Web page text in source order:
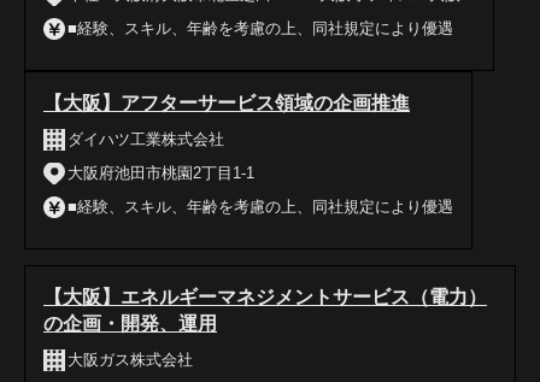
■経験、スキル、年齢を考慮の上、同社規定により優遇
【大阪】アフターサービス領域の企画推進
ダイハツ工業株式会社
大阪府池田市桃園2丁目1-1
■経験、スキル、年齢を考慮の上、同社規定により優遇
【大阪】エネルギーマネジメントサービス（電力）
の企画・開発、運用
大阪ガス株式会社